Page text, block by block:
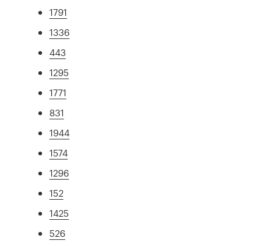
1791
1336
443
1295
1771
831
1944
1574
1296
152
1425
526